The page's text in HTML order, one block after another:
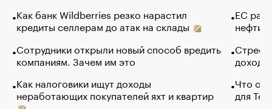
Как банк Wildberries резко нарастил
кредиты селлерам до атак на склады
Сотрудники открыли новый способ вредить
компаниям. Зачем им это
Как налоговики ищут доходы
неработающих покупателей яхт и квартир
ЕС
нефти
Что
для